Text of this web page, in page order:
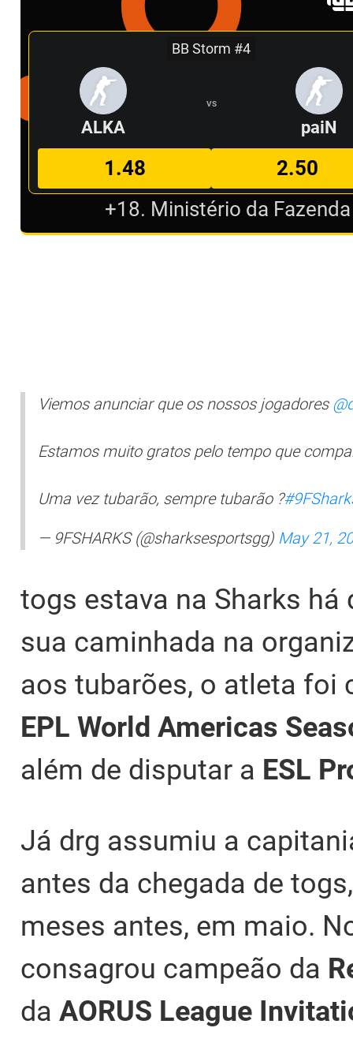
BB Storm #4
ALKA
VS
paiN
1.48
2.50
+18. Ministério da
Viemos anunciar que os nossos jogadores
Estamos muito gratos pelo tempo que
Uma vez tubarão, sempre tubarão ?
— 9FSHARKS (@sharksesportsgg) May 21,
togs estava na Sharks
sua caminhada na
aos tubarões, o atleta foi
EPL World Americas
além de disputar a ESL
Já drg assumiu a
antes da chegada de
meses antes, em maio.
consagrou campeão da
da AORUS League